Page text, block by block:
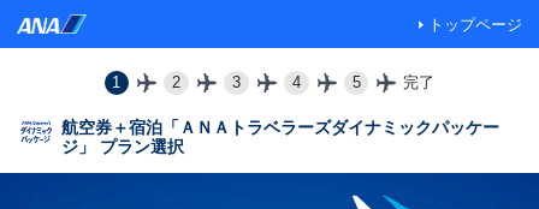
トップページ
1 2 3 4 5 完了
航空券＋宿泊「ＡＮＡトラベラーズダイナミックパッケー
ジ」 プラン選択